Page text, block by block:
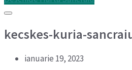
kecskes-kuria-
ianuarie 19, 2023